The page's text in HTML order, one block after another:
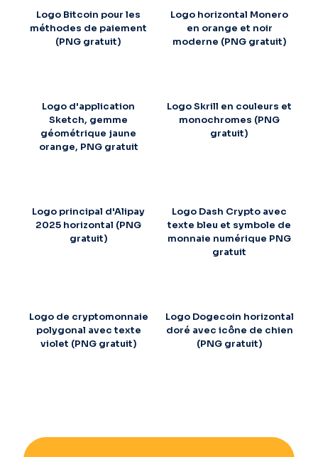
Logo Bitcoin pour les
méthodes de paiement
(PNG gratuit)
Logo horizontal Monero
en orange et noir
moderne (PNG gratuit)
Logo d'application
Sketch, gemme
géométrique jaune
orange, PNG gratuit
Logo Skrill en couleurs et
monochromes (PNG
gratuit)
Logo principal d'Alipay
2025 horizontal (PNG
gratuit)
Logo Dash Crypto avec
texte bleu et symbole de
monnaie numérique PNG
gratuit
Logo de cryptomonnaie
polygonal avec texte
violet (PNG gratuit)
Logo Dogecoin horizontal
doré avec icône de chien
(PNG gratuit)